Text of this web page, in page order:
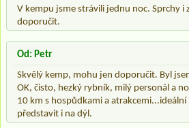
V kempu jsme strávili jednu noc. Sprchy i
doporučit.
Od: Petr
Skvělý kemp, mohu jen doporučit. Byl
OK, čisto, hezký rybník, milý personál a
10 km s hospůdkami a atrakcemi...ideální
představit i na dýl.